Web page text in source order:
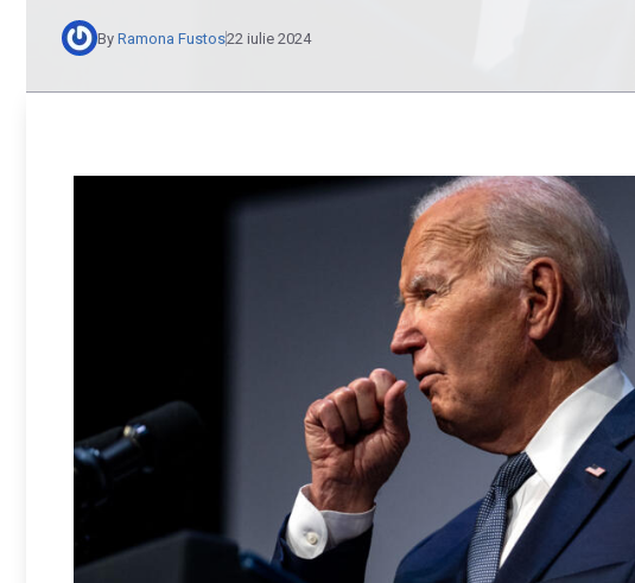
By Ramona Fustos22 iulie 2024